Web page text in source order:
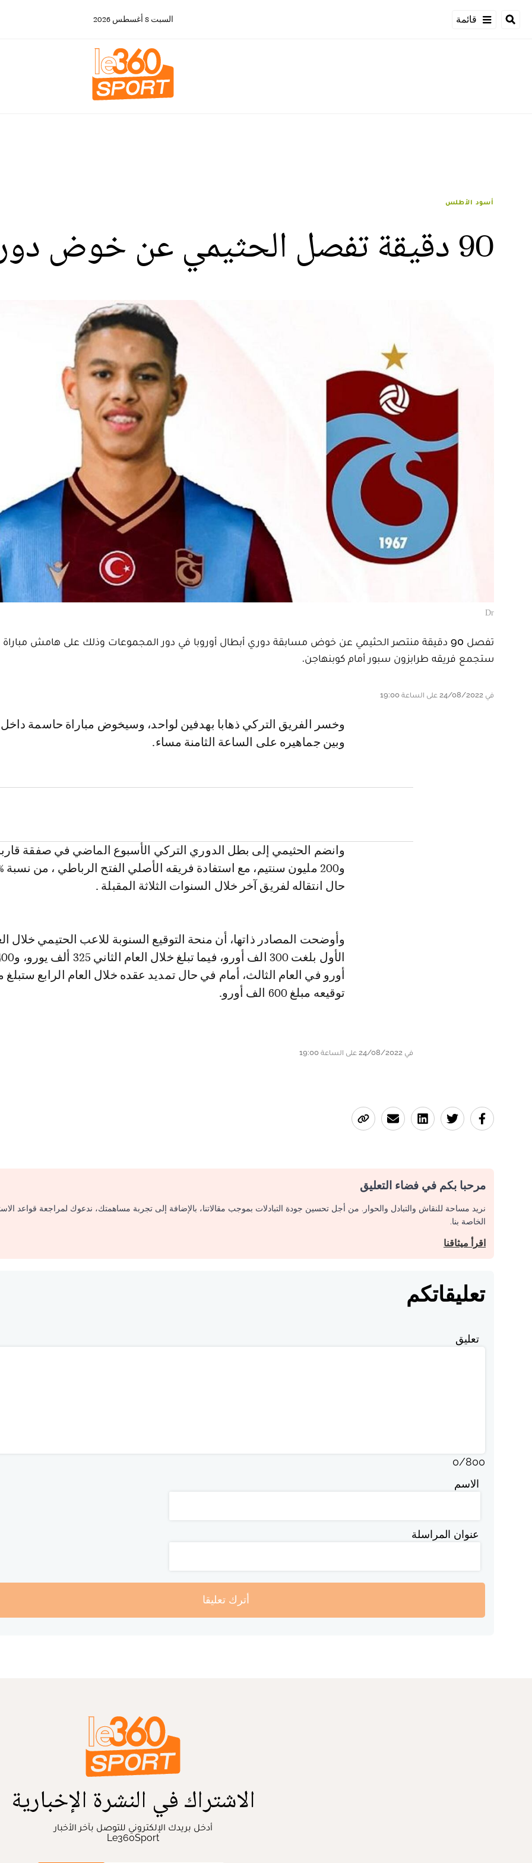
قائمة السبت 8 أغسطس 2026
أسود الأطلس
90 دقيقة تفصل الحثيمي عن خوض دوري أبطال أوروبا
Dr
تفصل 90 دقيقة منتصر الحثيمي عن خوض مسابقة دوري أبطال أوروبا في دور المجموعات وذلك على هامش مباراة
ستجمع فريقه طرابزون سبور أمام كوبنهاجن.
في 24/08/2022 على الساعة 19:00
وخسر الفريق التركي ذهابا بهدفين لواحد، وسيخوض مباراة حاسمة داخل أرضع
وبين جماهيره على الساعة الثامنة مساء.
حال انتقاله لفريق آخر خلال السنوات الثلاثة المقبلة .
وأوضحت المصادر ذاتها، أن منحة التوقيع السنوبة للاعب الحتيمي خلال
أورو في العام الثالث، أمام في حال تمديد عقده خلال العام الرابع ستبلغ
توقيعه مبلغ 600 الف أورو.
في 24/08/2022 على الساعة 19:00
مرحبا بكم في فضاء التعليق
نريد مساحة للنقاش والتبادل والحوار. من أجل تحسين جودة التبادلات بموجب مقالاتنا، بالإضافة إلى تجربة مساهمتك، ندعوك لمراجعة قواعد
الخاصة بنا.
اقرأ ميثاقنا
تعليقاتكم
تعليق
0/800
الاسم
عنوان المراسلة
أترك تعليقا
الاشتراك في النشرة الإخبارية
أدخل بريدك الإلكتروني للتوصل بآخر الأخبار
Le360Sport